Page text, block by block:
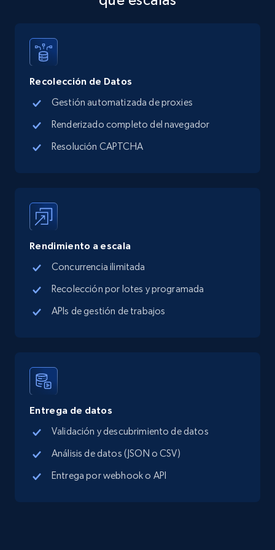
Address, Description, Business details, and
13.3K+
records by location search
Place id, URL, Country, Name, Category,
13.3K+
Google Maps full information - Collect
Google Maps Businesses data by place id
Place id, URL, Country, Name, Category,
Address, Description, Business details, and
13.3K+
Google Maps full information - Discover
Place id, URL, Country, Name, Category,
Address, Description, Business details, and
Recolección de Datos
Gestión automatizada de proxies
Renderizado completo del navegador
Resolución CAPTCHA
Rendimiento a escala
Concurrencia ilimitada
Recolección por lotes y programada
APIs de gestión de trabajos
Entrega de datos
Validación y descubrimiento de datos
Análisis de datos (JSON o CSV)
Entrega por webhook o API